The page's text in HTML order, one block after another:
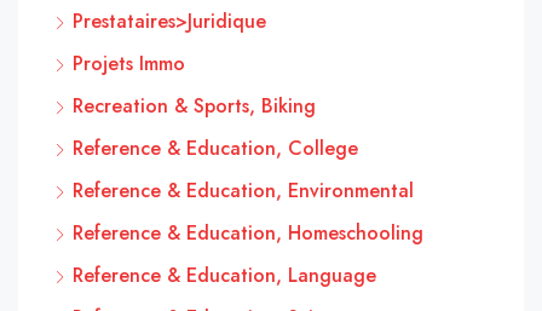
Prestataires>Juridique
Projets Immo
Recreation & Sports, Biking
Reference & Education, College
Reference & Education, Environmental
Reference & Education, Homeschooling
Reference & Education, Language